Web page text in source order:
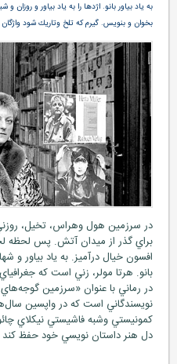
به ياد بياور بانو. اژدها را به ياد بياور و روزان و
بخوان‌‌ و بنويس. گيرم‌ كه تلخ وتاريك شود واژگان
در سرزمين هول وهراس، تخيل،
براي گذر از ميدان آتش. پس لحظه لحظه
افسون خيال درآميز. به ياد بياور و
بانو. هرتا مولر، زني است كه
در رماني با عنوان «سرزمين گوجه‌هاي
نويسندگاني است كه در واپسين
كمونيستي وشبه فاشيستي نيكلاي چائو
دل هنر داستان نويسي خود حفظ كند و